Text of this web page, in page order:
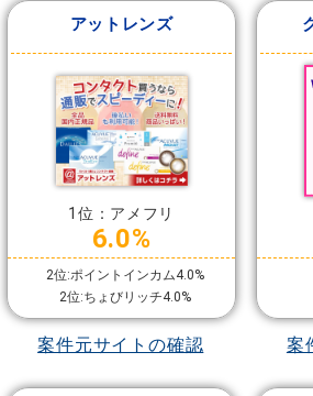
アットレンズ
1位：アメフリ
6.0%
2位:ポイントインカム4.0%
2位:ちょびリッチ4.0%
案件元サイトの確認 案